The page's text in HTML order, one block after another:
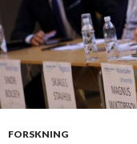
FORSKNING